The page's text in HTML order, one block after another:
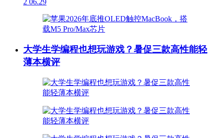
大学生学编程也想玩游戏？暑促三款高性能轻
薄本横评